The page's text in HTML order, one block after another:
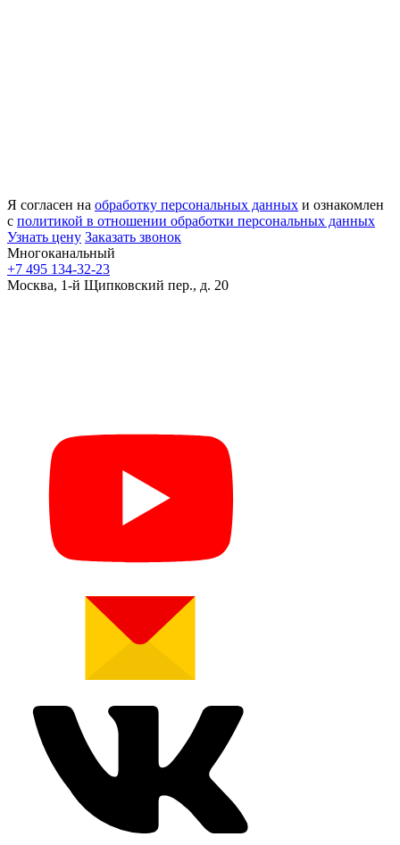
Я согласен на обработку персональных данных и ознакомлен
с политикой в отношении обработки персональных данных
Узнать цену Заказать звонок
Многоканальный
+7 495 134-32-23
Москва, 1-й Щипковский пер., д. 20